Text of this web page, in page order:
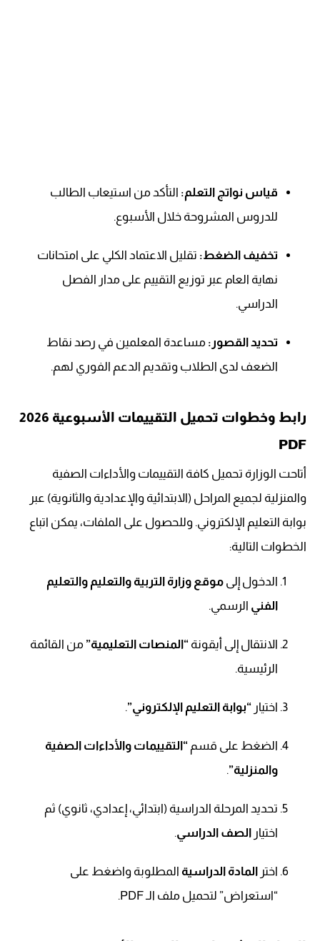
قياس نواتج التعلم: التأكد من استيعاب الطالب
للدروس المشروحة خلال الأسبوع.
تخفيف الضغط: تقليل الاعتماد الكلي على امتحانات
نهاية العام عبر توزيع التقييم على مدار الفصل
الدراسي.
تحديد القصور: مساعدة المعلمين في رصد نقاط
الضعف لدى الطلاب وتقديم الدعم الفوري لهم.
رابط وخطوات تحميل التقييمات الأسبوعية 2026
PDF
أتاحت الوزارة تحميل كافة التقييمات والأداءات الصفية
والمنزلية لجميع المراحل (الابتدائية والإعدادية والثانوية) عبر
بوابة التعليم الإلكتروني. وللحصول على الملفات، يمكن اتباع
الخطوات التالية:
الدخول إلى موقع وزارة التربية والتعليم والتعليم
الفني الرسمي.
الانتقال إلى أيقونة “المنصات التعليمية” من القائمة
الرئيسية.
اختيار “بوابة التعليم الإلكتروني”.
الضغط على قسم “التقييمات والأداءات الصفية
والمنزلية”.
تحديد المرحلة الدراسية (ابتدائي، إعدادي، ثانوي) ثم
اختيار الصف الدراسي.
اختر المادة الدراسية المطلوبة واضغط على
“استعراض” لتحميل ملف الـ PDF.